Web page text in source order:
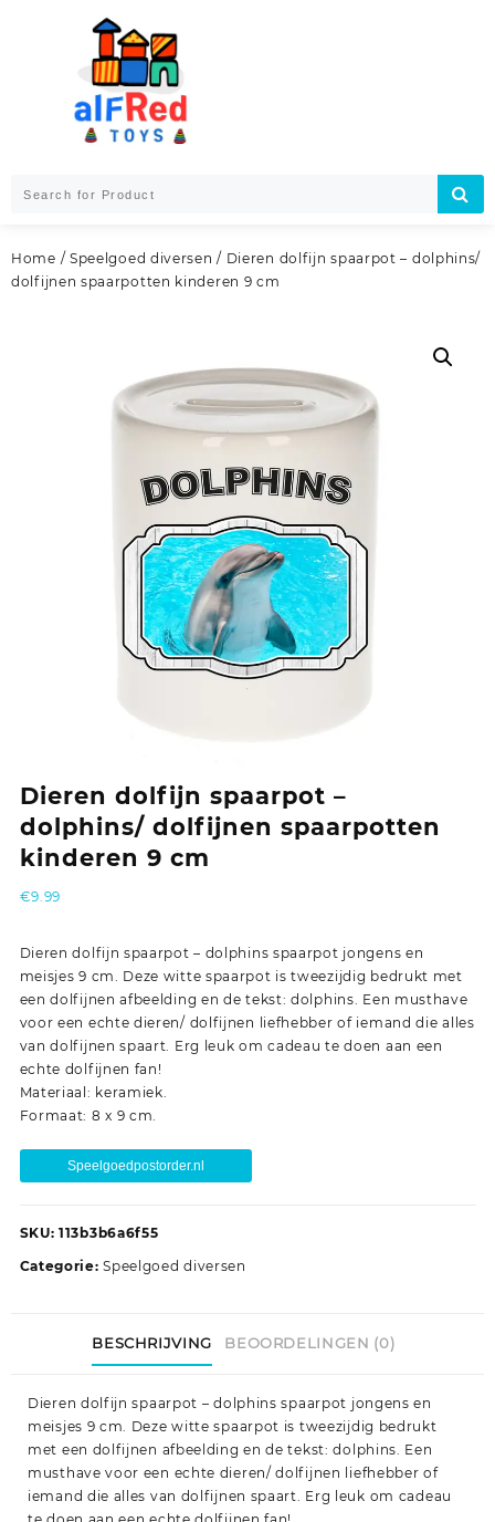
Home / Speelgoed diversen / Dieren dolfijn spaarpot – dolphins/
dolfijnen spaarpotten kinderen 9 cm
Dieren dolfijn spaarpot –
dolphins/ dolfijnen spaarpotten
kinderen 9 cm
€9.99
Dieren dolfijn spaarpot – dolphins spaarpot jongens en
meisjes 9 cm. Deze witte spaarpot is tweezijdig bedrukt met
een dolfijnen afbeelding en de tekst: dolphins. Een musthave
voor een echte dieren/ dolfijnen liefhebber of iemand die alles
van dolfijnen spaart. Erg leuk om cadeau te doen aan een
echte dolfijnen fan!
Materiaal: keramiek.
Formaat: 8 x 9 cm.
Speelgoedpostorder.nl
SKU: 113b3b6a6f55
Categorie:Speelgoed diversen
BESCHRIJVING BEOORDELINGEN (0)
Dieren dolfijn spaarpot – dolphins spaarpot jongens en
meisjes 9 cm. Deze witte spaarpot is tweezijdig bedrukt
met een dolfijnen afbeelding en de tekst: dolphins. Een
musthave voor een echte dieren/ dolfijnen liefhebber of
iemand die alles van dolfijnen spaart. Erg leuk om cadeau